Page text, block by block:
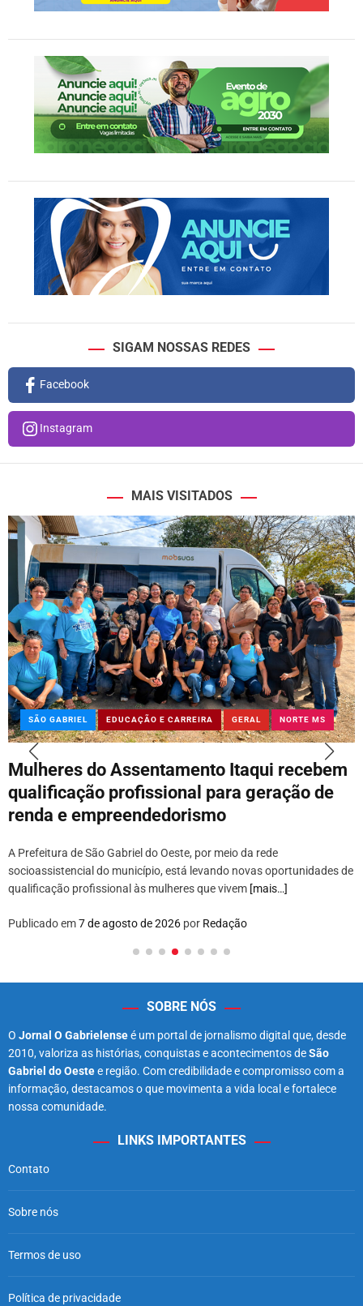
SIGAM NOSSAS REDES
Facebook
Instagram
MAIS VISITADOS
SÃO GABRIEL EDUCAÇÃO E CARREIRA GERAL NORTE MS
Mulheres do Assentamento Itaqui recebem
qualificação profissional para geração de
renda e empreendedorismo
A Prefeitura de São Gabriel do Oeste, por meio da rede
socioassistencial do município, está levando novas oportunidades de
qualificação profissional às mulheres que vivem [mais…]
Publicado em7 de agosto de 2026 por Redação
SOBRE NÓS
O Jornal O Gabrielenseé um portal de jornalismo digital que, desde
2010, valoriza as histórias, conquistas e acontecimentos deSão
Gabriel do Oestee região. Com credibilidade e compromisso com a
informação, destacamos o que movimenta a vida local e fortalece
nossa comunidade.
LINKS IMPORTANTES
Contato
Sobre nós
Termos de uso
Política de privacidade